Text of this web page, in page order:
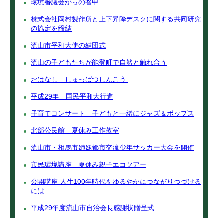
環境審議会からの答申
株式会社岡村製作所と上下昇降デスクに関する共同研究
の協定を締結
流山市平和大使の結団式
流山の子どもたちが能登町で自然と触れ合う
おはなし しゅっぱつしんこう!
平成29年 国民平和大行進
子育てコンサート 子どもと一緒にジャズ＆ポップス
北部公民館 夏休み工作教室
流山市・相馬市姉妹都市交流少年サッカー大会を開催
市民環境講座 夏休み親子エコツアー
公開講座 人生100年時代をゆるやかにつながりつづける
には
平成29年度流山市自治会長感謝状贈呈式